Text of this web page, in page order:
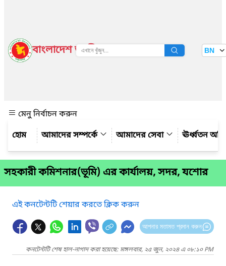
বাংলাদেশ জাতীয় তথ্য বাতায়ন BN
মেনু নির্বাচন করুন
আমাদের সম্পর্কে
আমাদের সেবা ঊর্ধ্বতন
সহকারী কমিশনার(ভূমি) এর কার্যালয়, সদর, যশোর
এই কনটেন্টটি শেয়ার করতে ক্লিক করুন
আপনার মতামত প্রদান করুন
কনটেন্টটি শেষ হাল-নাগাদ করা হয়েছে: মঙ্গলবার, ২৫ জুন, ২০২৪ এ ০৮:১০ PM